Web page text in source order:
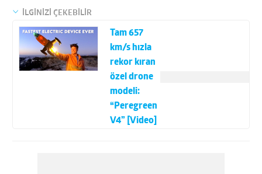
İLGİNİZİ ÇEKEBİLİR
Tam 657
km/s hızla
rekor kıran
özel drone
modeli:
“Peregreen
V4” [Video]